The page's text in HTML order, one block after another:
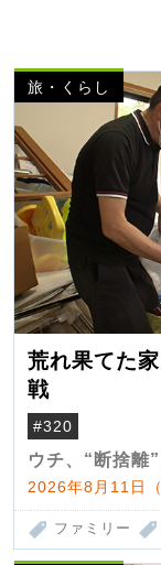
旅・くらし
荒れ果てた
戦
#320
ウチ、“断捨離
2026年8月11日
ファミリー